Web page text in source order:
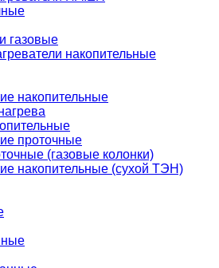
газовые
накопительные
накопительные
проточные
(газовые колонки)
накопительные (сухой ТЭН)